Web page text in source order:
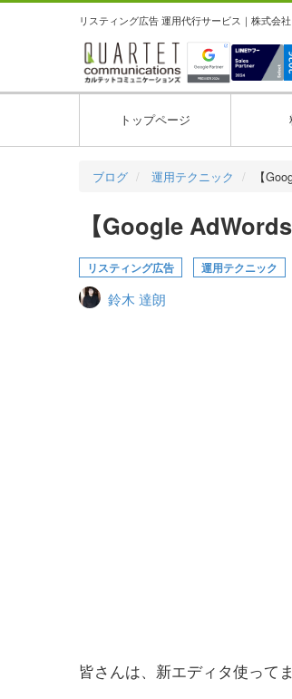
リスティング広告 運用代行サービス｜株式会
トップページ
ブログ 運用テクニック 【
【Google
リスティング広告 運用テクニック
鈴木 達朗
皆さんは、新エディタ使って